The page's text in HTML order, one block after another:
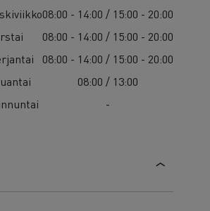
08:00 - 14:00 / 15:00 - 20:00
08:00 - 14:00 / 15:00 - 20:00
08:00 - 14:00 / 15:00 - 20:00
08:00 / 13:00
-